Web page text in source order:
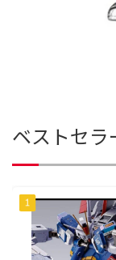
ベストセラ